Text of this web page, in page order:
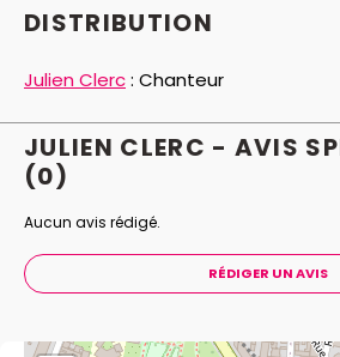
DISTRIBUTION
Julien Clerc: Chanteur
JULIEN CLERC - AVIS
(0)
Aucun avis rédigé.
RÉDIGER UN AVIS